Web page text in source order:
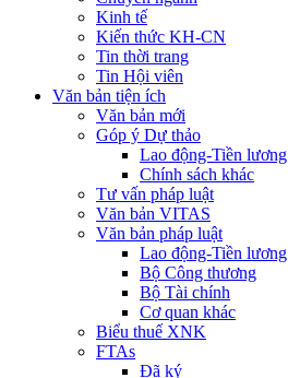
Kinh tế
Kiến thức KH-CN
Tin thời trang
Tin Hội viên
Văn bản tiện ích
Văn bản mới
Góp ý Dự thảo
Lao động-Tiền lương
Chính sách khác
Tư vấn pháp luật
Văn bản VITAS
Văn bản pháp luật
Lao động-Tiền lương
Bộ Công thương
Bộ Tài chính
Cơ quan khác
Biểu thuế XNK
FTAs
Đã ký